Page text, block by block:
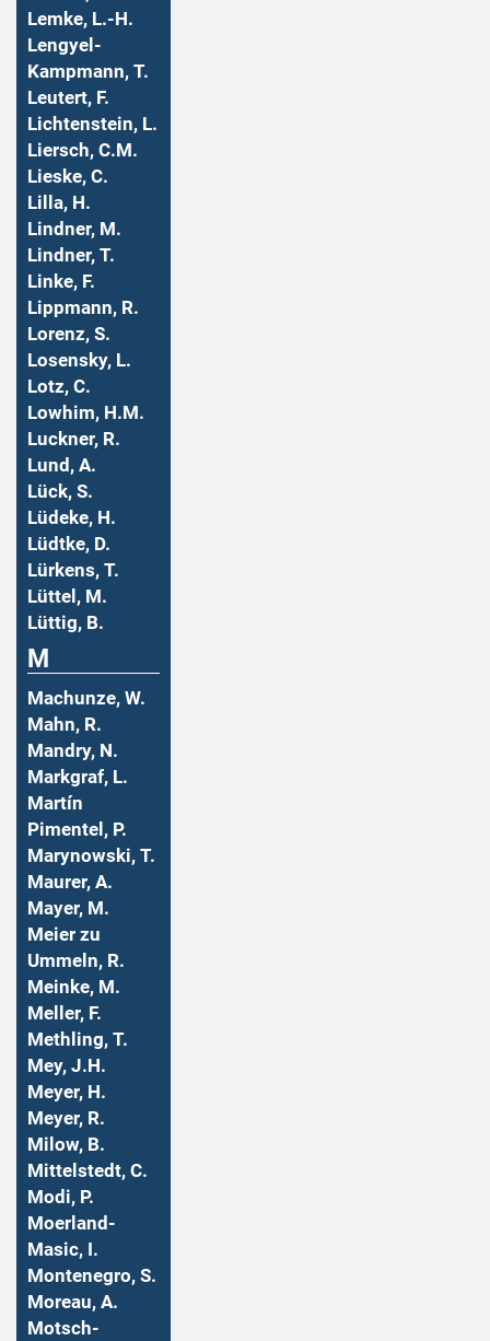
Lemke, L.-H.
Lengyel-
Kampmann, T.
Leutert, F.
Lichtenstein, L.
Liersch, C.M.
Lieske, C.
Lilla, H.
Lindner, M.
Lindner, T.
Linke, F.
Lippmann, R.
Lorenz, S.
Losensky, L.
Lotz, C.
Lowhim, H.M.
Luckner, R.
Lund, A.
Lück, S.
Lüdeke, H.
Lüdtke, D.
Lürkens, T.
Lüttel, M.
Lüttig, B.
M
Machunze, W.
Mahn, R.
Mandry, N.
Markgraf, L.
Martín
Pimentel, P.
Marynowski, T.
Maurer, A.
Mayer, M.
Meier zu
Ummeln, R.
Meinke, M.
Meller, F.
Methling, T.
Mey, J.H.
Meyer, H.
Meyer, R.
Milow, B.
Mittelstedt, C.
Modi, P.
Moerland-
Masic, I.
Montenegro, S.
Moreau, A.
Motsch-